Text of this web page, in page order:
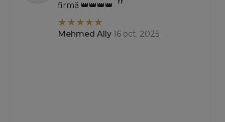
firmă 👑👑👑👑
Mehmed Ally 16 oct. 2025